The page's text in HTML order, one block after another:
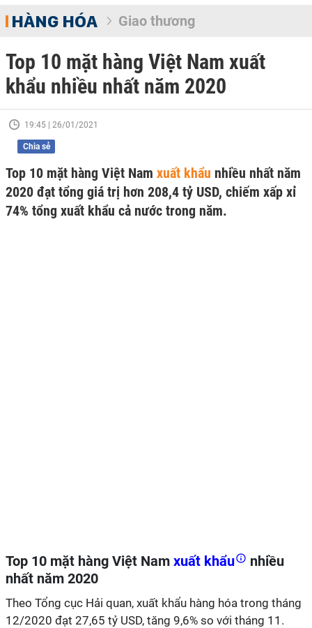
HÀNG HÓA Giao thương
Top 10 mặt hàng Việt Nam xuất
khẩu nhiều nhất năm 2020
19:45 | 26/01/2021
Chia sẻ
Top 10 mặt hàng Việt Nam xuất khẩu nhiều nhất năm
2020 đạt tổng giá trị hơn 208,4 tỷ USD, chiếm xấp xỉ
74% tổng xuất khẩu cả nước trong năm.
Top 10 mặt hàng Việt Nam xuất khẩu
nhiều
nhất năm 2020
Theo Tổng cục Hải quan, xuất khẩu hàng hóa trong tháng
12/2020 đạt 27,65 tỷ USD, tăng 9,6% so với tháng 11.